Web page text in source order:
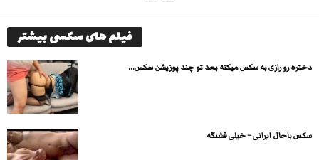
فیلم های سکسی بیشتر
دختره رو رازی به سکس میکنه بعد تو چند پوزیشن سکس...
سکس باحال ایرانی – خیلی قشنگه